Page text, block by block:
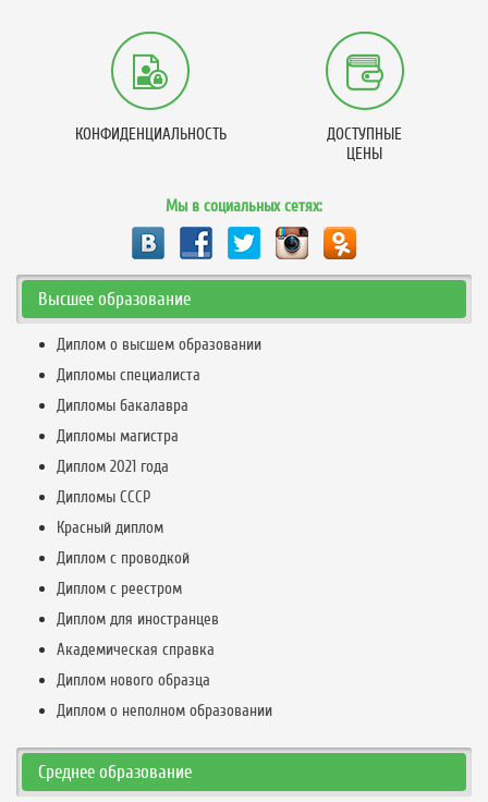
КОНФИДЕНЦИАЛЬНОСТЬ
ДОСТУПНЫЕ
ЦЕНЫ
Мы в социальных сетях:
Высшее образование
Диплом о высшем образовании
Дипломы специалиста
Дипломы бакалавра
Дипломы магистра
Диплом 2021 года
Дипломы СССР
Красный диплом
Диплом с проводкой
Диплом с реестром
Диплом для иностранцев
Академическая справка
Диплом нового образца
Диплом о неполном образовании
Среднее образование